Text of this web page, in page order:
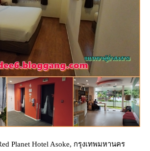
Planet Hotel Asoke, กรุงเทพมหานคร